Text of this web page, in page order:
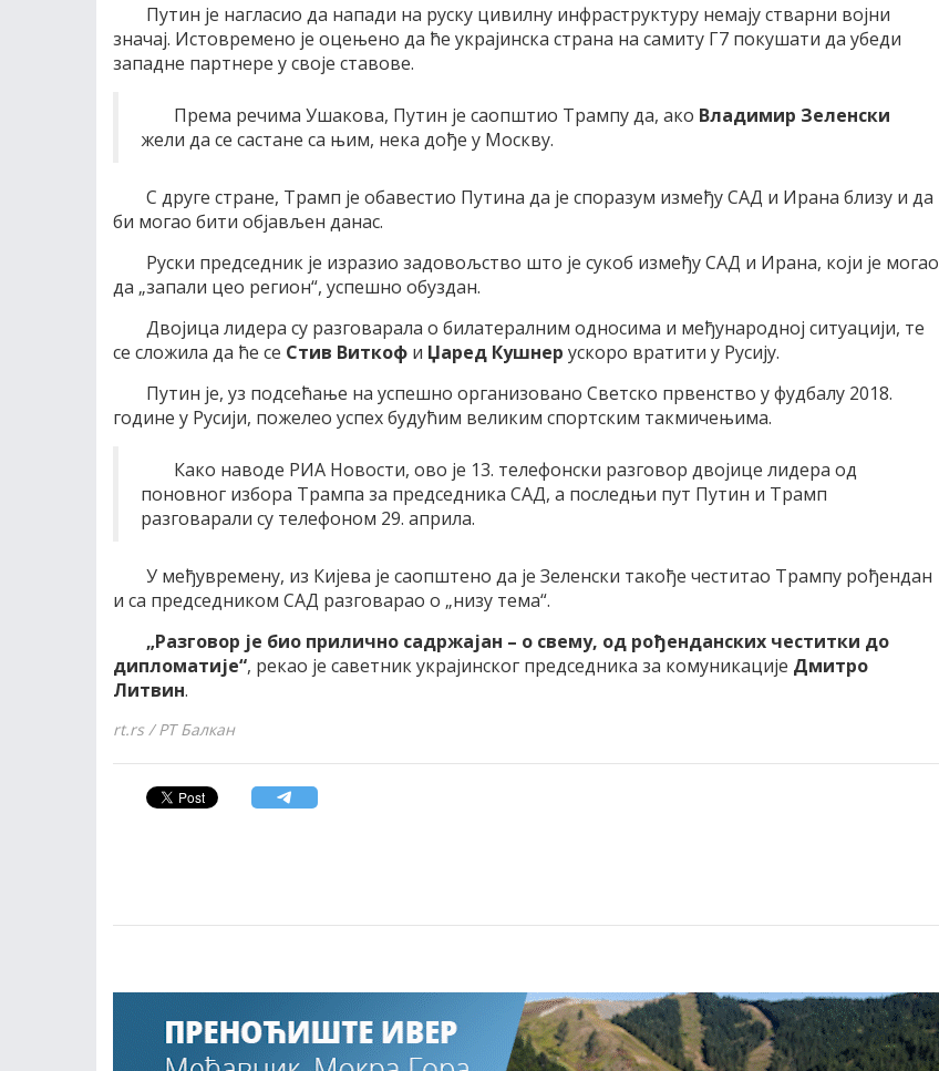
Путин је нагласио да напади на руску цивилну инфраструктуру немају стварни војни
значај. Истовремено је оцењено да ће украјинска страна на самиту Г7 покушати да убеди
западне партнере у своје ставове.
Према речима Ушакова, Путин је саопштио Трампу да, ако Владимир Зеленски
жели да се састане са њим, нека дође у Москву.
С друге стране, Трамп је обавестио Путина да је споразум између САД и Ирана близу и да
би могао бити објављен данас.
Руски председник је изразио задовољство што је сукоб између САД и Ирана, који је могао
да „запали цео регион“, успешно обуздан.
Двојица лидера су разговарала о билатералним односима и међународној ситуацији, те
се сложила да ће се Стив Виткоф и Џаред Кушнер ускоро вратити у Русију.
Путин је, уз подсећање на успешно организовано Светско првенство у фудбалу 2018.
године у Русији, пожелео успех будућим великим спортским такмичењима.
Како наводе РИА Новости, ово је 13. телефонски разговор двојице лидера од
поновног избора Трампа за председника САД, а последњи пут Путин и Трамп
разговарали су телефоном 29. априла.
У међувремену, из Кијева је саопштено да је Зеленски такође честитао Трампу рођендан
и са председником САД разговарао о „низу тема“.
„Разговор је био прилично садржајан – о свему, од рођенданских честитки до
дипломатије“, рекао је саветник украјинског председника за комуникације Дмитро
Литвин.
rt.rs / РТ Балкан